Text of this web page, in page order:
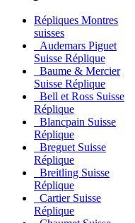
Répliques Montres
suisses
Audemars Piguet
Suisse Réplique
Baume & Mercier
Suisse Réplique
Bell et Ross Suisse
Réplique
Blancpain Suisse
Réplique
Breguet Suisse
Réplique
Breitling Suisse
Réplique
Cartier Suisse
Réplique